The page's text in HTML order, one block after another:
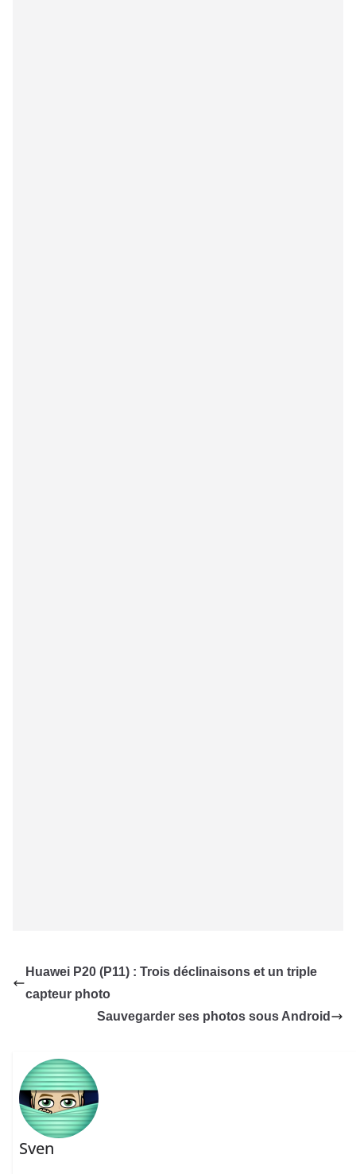
Huawei P20 (P11) : Trois déclinaisons et un triple
capteur photo
Sauvegarder ses photos sous Android
Sven